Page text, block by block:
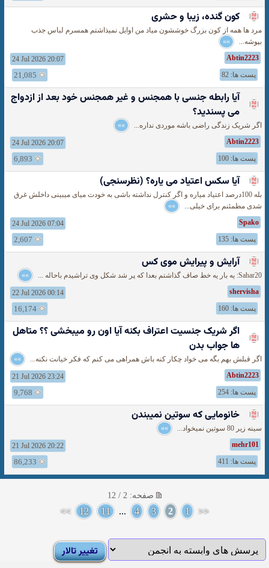
کون گنده، زیبا و حشری
مرد ها همه از کون بزرگ خوششون میاد من اوایل نمیذاشتم همسرم لباس جذب
بپوشه... »»
Abtin2223
24 Jul 2026 20:07
پست ها: 82
21,085
آیا رابطه جنسی با همجنس و غیر همجنس خود بعد از ازدواج
می پسندید؟
اگر شریک زندگی راضی باشه موردی نداره... »»
Abtin2223
24 Jul 2026 20:07
پست ها: 100
6,893
آیا سکس اعتیاد می یاره؟ (نظرسنجی)
بله 100درصد اعتیاد میاره و اگر کنترل نداشته باشی به خودت میای میبینی داخلش غرق
شدی مطمئنم برای خیلی... »»
Spako
24 Jul 2026 07:04
پست ها: 135
2,607
آرایش و پیرایش موی کس
Sahar20: یه بار یه خط صاف گذاشتم بعدا که پر شد شکل وی تراشیدم باحاله ...
»»
shervisha
22 Jul 2026 00:14
پست ها: 160
16,174
اگر شریک جنسیت اعتراف بکنه آیا اون رو میبخشی ؟؟ متاهل
ها جواب بدن
اگر قبلش بهم بگه می خواد چکار کنه باش همراهی می کنم که فکر خیانت نکنه... »»
Abtin2223
21 Jul 2026 23:24
پست ها: 254
9,768
خانومایی كه سوتین نمیبندن
سینه زیر 80 سوتین نمیخواد...
»»
mehr101
21 Jul 2026 20:22
پست ها: 411
86,233
صفحه: 2 / 12
<<
1
2
3
4
...
11
12
>>